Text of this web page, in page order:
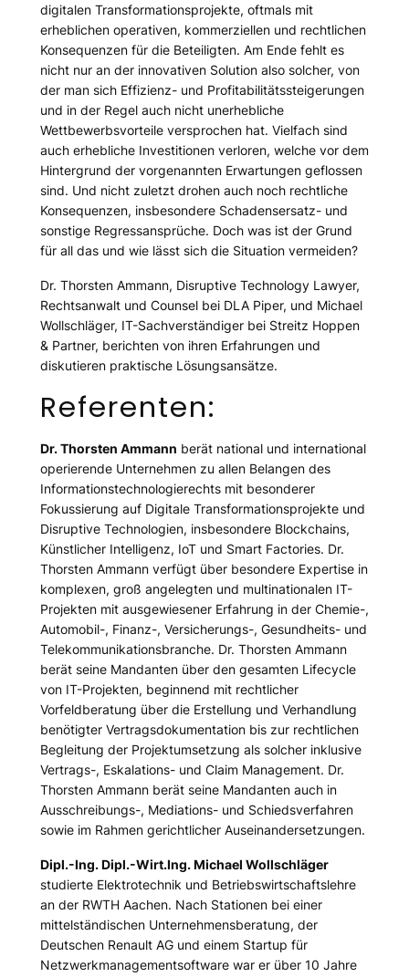
digitalen Transformationsprojekte, oftmals mit
erheblichen operativen, kommerziellen und rechtlichen
Konsequenzen für die Beteiligten. Am Ende fehlt es
nicht nur an der innovativen Solution also solcher, von
der man sich Effizienz- und Profitabilitätssteigerungen
und in der Regel auch nicht unerhebliche
Wettbewerbsvorteile versprochen hat. Vielfach sind
auch erhebliche Investitionen verloren, welche vor dem
Hintergrund der vorgenannten Erwartungen geflossen
sind. Und nicht zuletzt drohen auch noch rechtliche
Konsequenzen, insbesondere Schadensersatz- und
sonstige Regressansprüche. Doch was ist der Grund
für all das und wie lässt sich die Situation vermeiden?
Dr. Thorsten Ammann, Disruptive Technology Lawyer,
Rechtsanwalt und Counsel bei DLA Piper, und Michael
Wollschläger, IT-Sachverständiger bei Streitz Hoppen
& Partner, berichten von ihren Erfahrungen und
diskutieren praktische Lösungsansätze.
Referenten:
Dr. Thorsten Ammann berät national und international
operierende Unternehmen zu allen Belangen des
Informationstechnologierechts mit besonderer
Fokussierung auf Digitale Transformationsprojekte und
Disruptive Technologien, insbesondere Blockchains,
Künstlicher Intelligenz, IoT und Smart Factories. Dr.
Thorsten Ammann verfügt über besondere Expertise in
komplexen, groß angelegten und multinationalen IT-
Projekten mit ausgewiesener Erfahrung in der Chemie-,
Automobil-, Finanz-, Versicherungs-, Gesundheits- und
Telekommunikationsbranche. Dr. Thorsten Ammann
berät seine Mandanten über den gesamten Lifecycle
von IT-Projekten, beginnend mit rechtlicher
Vorfeldberatung über die Erstellung und Verhandlung
benötigter Vertragsdokumentation bis zur rechtlichen
Begleitung der Projektumsetzung als solcher inklusive
Vertrags-, Eskalations- und Claim Management. Dr.
Thorsten Ammann berät seine Mandanten auch in
Ausschreibungs-, Mediations- und Schiedsverfahren
sowie im Rahmen gerichtlicher Auseinandersetzungen.
Dipl.-Ing. Dipl.-Wirt.Ing. Michael Wollschläger
studierte Elektrotechnik und Betriebswirtschaftslehre
an der RWTH Aachen. Nach Stationen bei einer
mittelständischen Unternehmensberatung, der
Deutschen Renault AG und einem Startup für
Netzwerkmanagementsoftware war er über 10 Jahre